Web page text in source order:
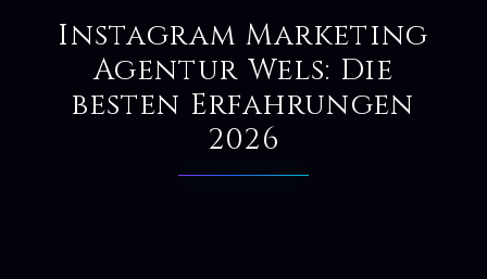
Instagram Marketing
Agentur Wels: Die
besten Erfahrungen
2026